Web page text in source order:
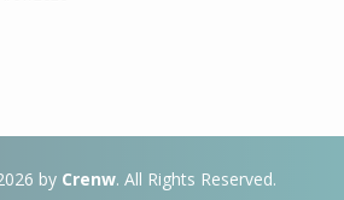
by Crenw. All Rights Reserved.